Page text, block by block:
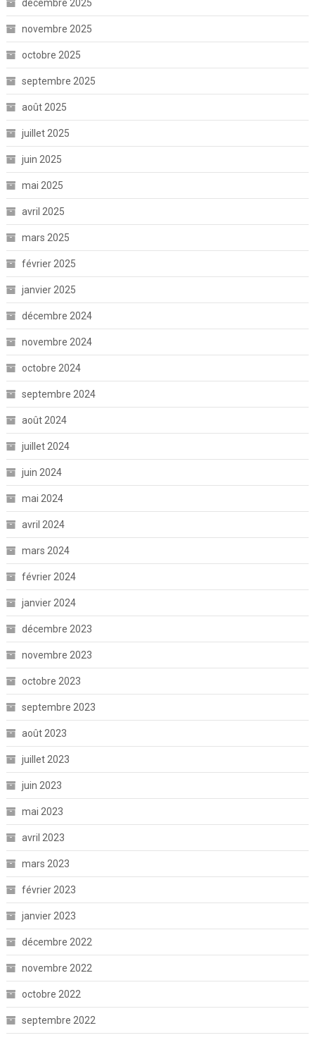
décembre 2025
novembre 2025
octobre 2025
septembre 2025
août 2025
juillet 2025
juin 2025
mai 2025
avril 2025
mars 2025
février 2025
janvier 2025
décembre 2024
novembre 2024
octobre 2024
septembre 2024
août 2024
juillet 2024
juin 2024
mai 2024
avril 2024
mars 2024
février 2024
janvier 2024
décembre 2023
novembre 2023
octobre 2023
septembre 2023
août 2023
juillet 2023
juin 2023
mai 2023
avril 2023
mars 2023
février 2023
janvier 2023
décembre 2022
novembre 2022
octobre 2022
septembre 2022